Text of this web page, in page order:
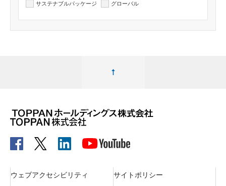
サステナブルパッケージ グローバル
ウェブアクセシビリティ
サイトポリシー